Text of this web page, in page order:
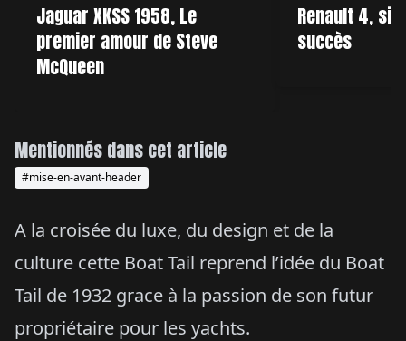
A la croisée du luxe, du design et de la
culture cette Boat Tail reprend l’idée du Boat
Tail de 1932 grace à la passion de son futur
propriétaire pour les yachts.
Mentionnés dans cet article
#mise-en-avant-header
Jaguar XKSS 1958, Le
premier amour de Steve
McQueen
Renault 4,
succès